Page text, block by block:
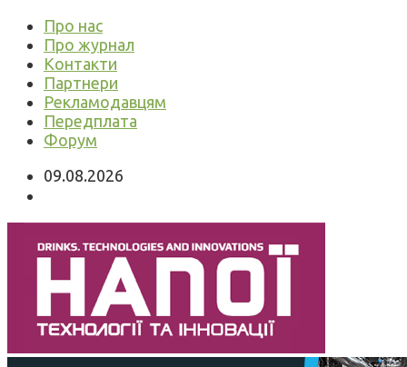
Про нас
Про журнал
Контакти
Партнери
Рекламодавцям
Передплата
Форум
09.08.2026